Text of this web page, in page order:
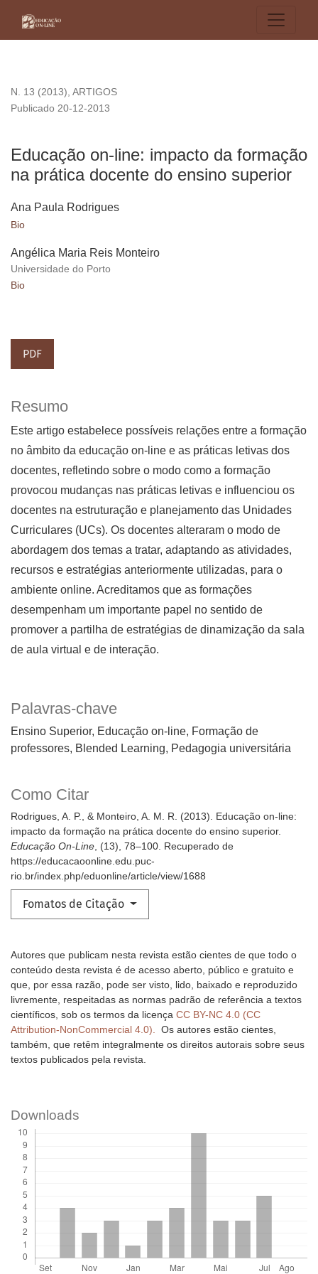
N. 13 (2013), ARTIGOS
Educação on-line: impacto da formação
na prática docente do ensino superior
Publicado 20-12-2013
Ana Paula Rodrigues
Bio
Angélica Maria Reis Monteiro
Universidade do Porto
Bio
PDF
Palavras-chave
Ensino Superior Educação on-line Formação de
professores Blended Learning Pedagogia universitária
Como Citar
Rodrigues, A. P., & Monteiro, A. M. R. (2013). Educação on-line:
impacto da formação na prática docente do ensino superior.
Educação On-Line, (13), 78–100. Recuperado de
https://educacaoonline.edu.puc-
rio.br/index.php/eduonline/article/view/1688
Fomatos de Citação
Resumo
Este artigo estabelece possíveis relações entre a formação
no âmbito da educação on-line e as práticas letivas dos
docentes, refletindo sobre o modo como a formação
provocou mudanças nas práticas letivas e influenciou os
docentes na estruturação e planejamento das Unidades
Curriculares (UCs). Os docentes alteraram o modo de
abordagem dos temas a tratar, adaptando as atividades,
recursos e estratégias anteriormente utilizadas, para o
ambiente online. Acreditamos que as formações
desempenham um importante papel no sentido de
promover a partilha de estratégias de dinamização da sala
de aula virtual e de interação.
Autores que publicam nesta revista estão cientes de que todo o
conteúdo desta revista é de acesso aberto, público e gratuito e
que, por essa razão, pode ser visto, lido, baixado e reproduzido
livremente, respeitadas as normas padrão de referência a textos
científicos, sob os termos da licença CC BY-NC 4.0 (CC
Attribution-NonCommercial 4.0). Os autores estão cientes,
também, que retêm integralmente os direitos autorais sobre seus
textos publicados pela revista.
Downloads